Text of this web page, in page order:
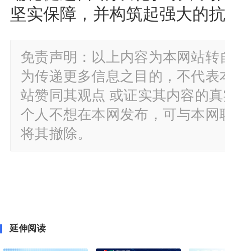
坚实保障，并构筑起强大的
免责声明：以上内容为本网站
为传递更多信息之目的，不代
站赞同其观点 或证实其内容的
个人不想在本网发布，可与本
将其撤除。
延伸阅读